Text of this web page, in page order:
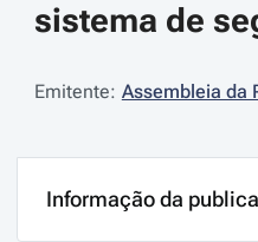
sistema de
Emitente: Assembleia da
Informação da